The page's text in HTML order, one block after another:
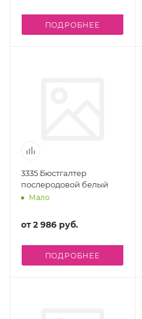
ПОДРОБНЕЕ
3335 Бюстгалтер
послеродовой белый
Мало
от2 986 руб.
ПОДРОБНЕЕ